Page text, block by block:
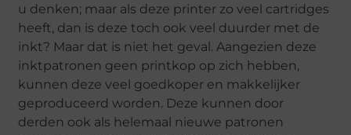
u denken; maar als deze printer zo veel cartridges
heeft, dan is deze toch ook veel duurder met de
inkt? Maar dat is niet het geval. Aangezien deze
inktpatronen geen printkop op zich hebben,
kunnen deze veel goedkoper en makkelijker
geproduceerd worden. Deze kunnen door
derden ook als helemaal nieuwe patronen